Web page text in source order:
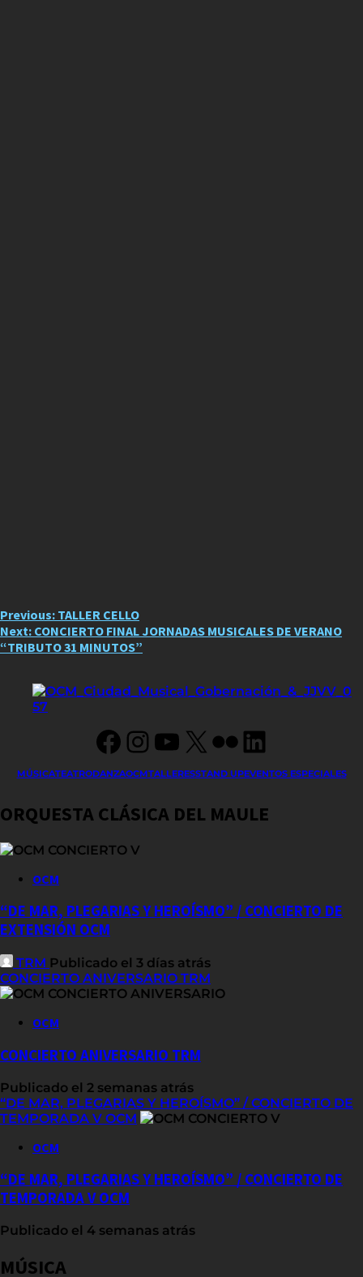
Post
navigation
Previous: TALLER CELLO
Next: CONCIERTO FINAL JORNADAS MUSICALES DE VERANO
“TRIBUTO 31 MINUTOS”
Facebook
Instagram
YouTube
X FlickrLinkedIn
MÚSICATEATRODANZAOCMTALLERESSTAND UPEVENTOS ESPECIALES
ORQUESTA CLÁSICA DEL MAULE
OCM
“DE MAR, PLEGARIAS Y HEROÍSMO” / CONCIERTO DE
EXTENSIÓN OCM
TRM Publicado el 3 días atrás
CONCIERTO ANIVERSARIO TRM
OCM
CONCIERTO ANIVERSARIO TRM
Publicado el 2 semanas atrás
“DE MAR, PLEGARIAS Y HEROÍSMO” / CONCIERTO DE
TEMPORADA V OCM
OCM
“DE MAR, PLEGARIAS Y HEROÍSMO” / CONCIERTO DE
TEMPORADA V OCM
Publicado el 4 semanas atrás
MÚSICA